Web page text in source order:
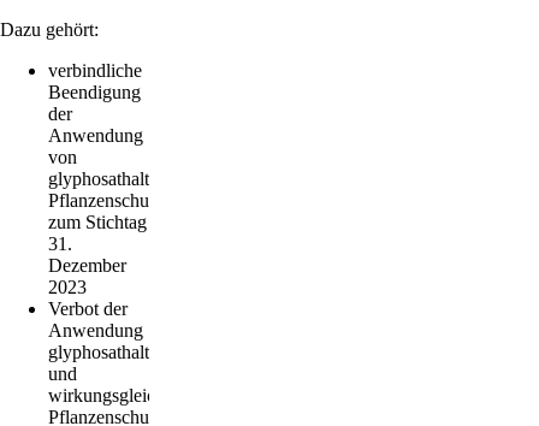
Dazu gehört:
verbindliche
Beendigung
der
Anwendung
von
glyphosathaltigen
Pflanzenschutzmitteln
zum Stichtag
31.
Dezember
2023
Verbot der
Anwendung
glyphosathaltiger
und
wirkungsgleicher
Pflanzenschutzmittel